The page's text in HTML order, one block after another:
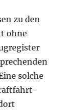
zu den
ohne
solche